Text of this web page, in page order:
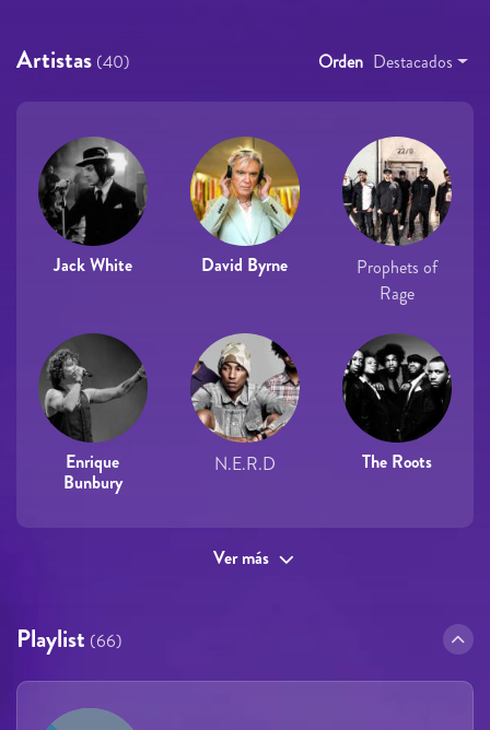
Artistas (40) Orden Destacados
Jack White David Byrne
Prophets of
Rage
Enrique
Bunbury
N.E.R.D The Roots
Ver más
Playlist (66)